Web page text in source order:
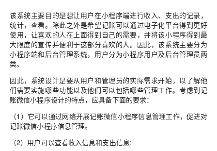
该系统主要目的是想让用户在小程序端进行收入、支出的记录，
统计，查看。除此之外是希望记账可以通过电子化平台得到更好
使用，让喜欢的人在上面得到自己的需要，并将该小程序得到最
大限度的宣传并便利于这部分喜欢的人。因此，该系统主要分为
小程序端和后台管理系统，用户分为小程序用户及后台管理员两
类。
因此，系统设计是要从用户和管理员的实际需求开始，以了解他
们需要实施哪些功能以及他们可以包括哪些管理工作。考虑到记
账微信小程序设计的特点，应具备下面的要求：
（1）它可以通过网络开展记账微信小程序信息管理工作，促进对
记账微信小程序信息管理。
（2）用户可以查看收入信息和支出信息;